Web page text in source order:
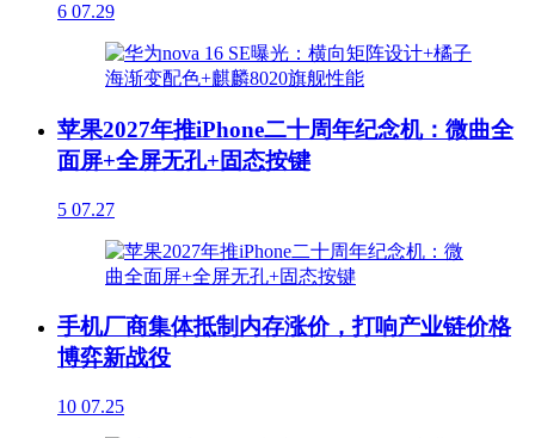
6 07.29
苹果2027年推iPhone二十周年纪念机：微曲全
面屏+全屏无孔+固态按键
5 07.27
手机厂商集体抵制内存涨价，打响产业链价格
博弈新战役
10 07.25